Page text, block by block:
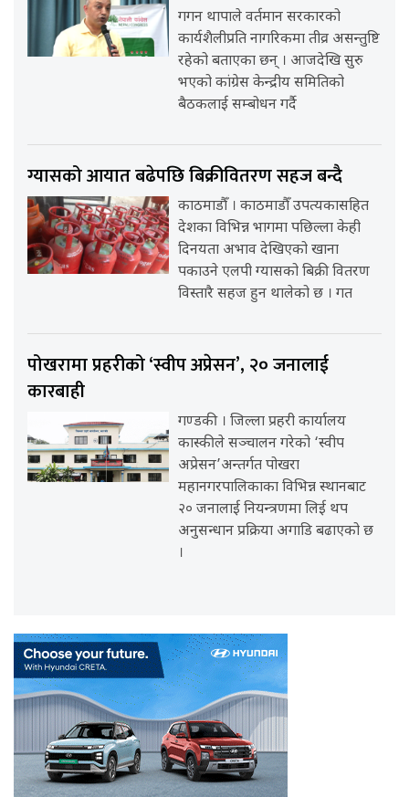
गगन थापाले वर्तमान सरकारको
कार्यशैलीप्रति नागरिकमा तीव्र असन्तुष्टि
रहेको बताएका छन् । आजदेखि सुरु
भएको कांग्रेस केन्द्रीय समितिको
बैठकलाई सम्बोधन गर्दै
ग्यासको आयात बढेपछि बिक्रीवितरण सहज बन्दै
काठमाडौँ । काठमाडौँ उपत्यकासहित
देशका विभिन्न भागमा पछिल्ला केही
दिनयता अभाव देखिएको खाना
पकाउने एलपी ग्यासको बिक्री वितरण
विस्तारै सहज हुन थालेको छ । गत
पोखरामा प्रहरीको ‘स्वीप अप्रेसन’, २० जनालाई
कारबाही
गण्डकी । जिल्ला प्रहरी कार्यालय
कास्कीले सञ्चालन गरेको ‘स्वीप
अप्रेसन’अन्तर्गत पोखरा
महानगरपालिकाका विभिन्न स्थानबाट
२० जनालाई नियन्त्रणमा लिई थप
अनुसन्धान प्रक्रिया अगाडि बढाएको छ
।